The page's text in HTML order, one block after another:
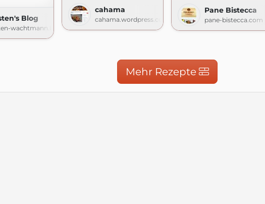
Blog
wachtmann.blogspot.com
cahama
cahama.wordpress.com
Pane Bistecca
pane-bistecca.com
Mehr Rezepte